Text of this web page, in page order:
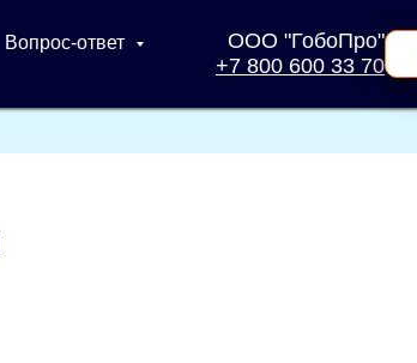
Вопрос-ответ
ООО "ГобоПро"
+7 800 600 33 70